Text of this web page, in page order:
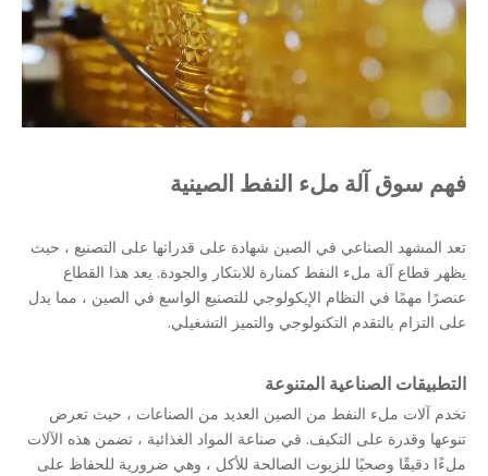
فهم سوق آلة ملء النفط الصينية
تعد المشهد الصناعي في الصين شهادة على قدراتها على التصنيع ، حيث
يظهر قطاع آلة ملء النفط كمنارة للابتكار والجودة. يعد هذا القطاع
عنصرًا مهمًا في النظام الإيكولوجي للتصنيع الواسع في الصين ، مما يدل
على التزام بالتقدم التكنولوجي والتميز التشغيلي.
التطبيقات الصناعية المتنوعة
تخدم آلات ملء النفط من الصين العديد من الصناعات ، حيث تعرض
تنوعها وقدرة على التكيف. في صناعة المواد الغذائية ، تضمن هذه الآلات
ملءًا دقيقًا وصحيًا للزيوت الصالحة للأكل ، وهي ضرورية للحفاظ على